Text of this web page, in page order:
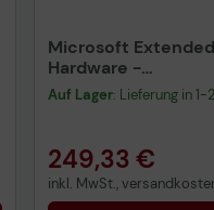
Microsoft Extended
Hardware -
erweiterter
Auf Lager: Lieferung in
249,33 €
inkl. MwSt.,